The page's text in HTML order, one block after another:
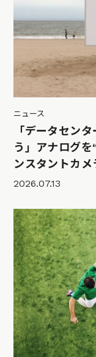
ニュース
「データセン
う」アナログ
ンスタントカメ
2026.07.13